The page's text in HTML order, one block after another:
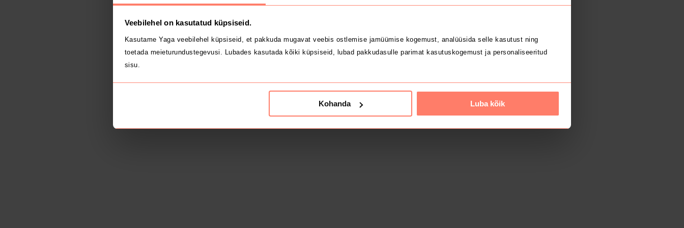
Veebilehel on kasutatud küpsiseid.
Kasutame Yaga veebilehel küpsiseid, et pakkuda mugavat veebis ostlemise jamüümise kogemust, analüüsida selle kasutust ning
toetada meieturundustegevusi. Lubades kasutada kõiki küpsiseid, lubad pakkudasulle parimat kasutuskogemust ja personaliseeritud
sisu.
Kohanda Luba kõik